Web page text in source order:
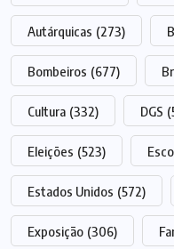
Autárquicas (273)
Bombeiros (677)
Cultura (332) DGS
Eleições (523)
Estados Unidos (572)
Exposição (306)